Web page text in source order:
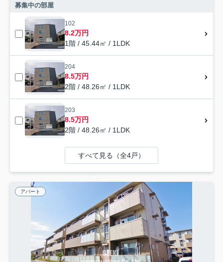
募集中の部屋
102
8.2万円
1階 / 45.44㎡ / 1LDK
204
8.5万円
2階 / 48.26㎡ / 1LDK
203
8.5万円
2階 / 48.26㎡ / 1LDK
すべて見る（全4戸）
アパート